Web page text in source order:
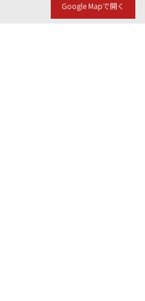
Google Mapで開く